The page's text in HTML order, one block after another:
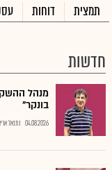
תמצית דוחות
חדשות
מנהל
בונקר"
04.08.2026 נתנאל